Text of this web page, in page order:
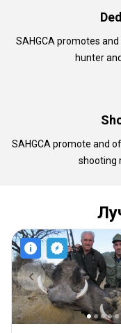
SAHGCA promotes
hunter
SAHGCA promote and
shooting